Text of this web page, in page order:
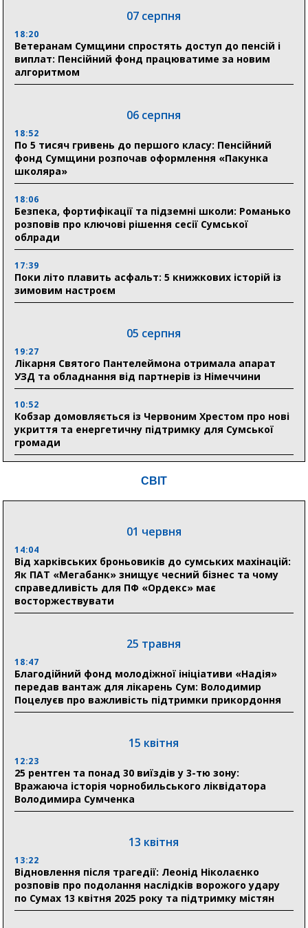
07 серпня
18:20
Ветеранам Сумщини спростять доступ до пенсій і
виплат: Пенсійний фонд працюватиме за новим
алгоритмом
06 серпня
18:52
По 5 тисяч гривень до першого класу: Пенсійний
фонд Сумщини розпочав оформлення «Пакунка
школяра»
18:06
Безпека, фортифікації та підземні школи: Романько
розповів про ключові рішення сесії Сумської
облради
17:39
Поки літо плавить асфальт: 5 книжкових історій із
зимовим настроєм
05 серпня
19:27
Лікарня Святого Пантелеймона отримала апарат
УЗД та обладнання від партнерів із Німеччини
10:52
Кобзар домовляється із Червоним Хрестом про нові
укриття та енергетичну підтримку для Сумської
громади
Понад 8 мільйонів книжок згоріли. Як допомогти
04 серпня
20:41
Пенсійний фонд Сумщини спрямував 0,2 млрд грн
на пенсії, страхові виплати та підтримку
прифронтових громад
03 серпня
Романько розширює програму відпочинку дітей із
прифронтової Сумщини: перша група оздоровилася
в Австрії
відновлення житла майже на 6,6 млн грн
31 липня
17:52
«Укрексімбанк» припиняє виплату пенсій: у
Пенсійному фонді Сумщини пояснили, що робити
людям
СВІТ
01 червня
14:04
Від харківських броньовиків до сумських махінацій:
Як ПАТ «Мегабанк» знищує чесний бізнес та чому
справедливість для ПФ «Ордекс» має
восторжествувати
25 травня
18:47
Благодійний фонд молодіжної ініціативи «Надія»
передав вантаж для лікарень Сум: Володимир
Поцелуєв про важливість підтримки прикордоння
15 квітня
12:23
25 рентген та понад 30 виїздів у 3-тю зону:
Вражаюча історія чорнобильського ліквідатора
Володимира Сумченка
13 квітня
13:22
Відновлення після трагедії: Леонід Ніколаєнко
розповів про подолання наслідків ворожого удару
по Сумах 13 квітня 2025 року та підтримку містян